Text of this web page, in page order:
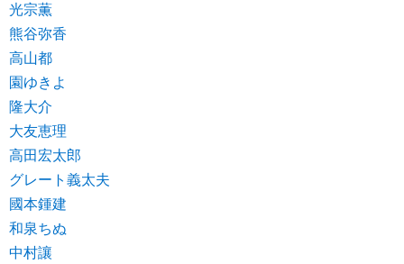
光宗薫
熊谷弥香
高山都
園ゆきよ
隆大介
大友恵理
高田宏太郎
グレート義太夫
國本鍾建
和泉ちぬ
中村讓